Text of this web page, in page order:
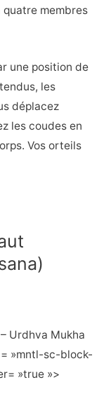
quatre membres
une position de
les
déplacez
les coudes en
Vos orteils
Urdhva Mukha
»mntl-sc-block-
»true »>